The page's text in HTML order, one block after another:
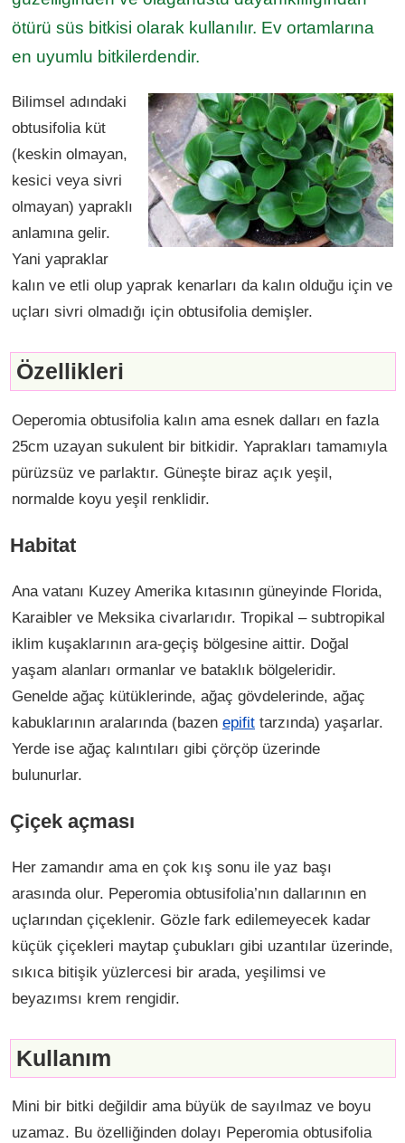
ötürü süs bitkisi olarak kullanılır. Ev ortamlarına
en uyumlu bitkilerdendir.
Bilimsel adındaki
obtusifolia küt
(keskin olmayan,
kesici veya sivri
olmayan) yapraklı
anlamına gelir.
Yani yapraklar
kalın ve etli olup yaprak kenarları da kalın olduğu için ve
uçları sivri olmadığı için obtusifolia demişler.
Özellikleri
Oeperomia obtusifolia kalın ama esnek dalları en fazla
25cm uzayan sukulent bir bitkidir. Yaprakları tamamıyla
pürüzsüz ve parlaktır. Güneşte biraz açık yeşil,
normalde koyu yeşil renklidir.
Habitat
Ana vatanı Kuzey Amerika kıtasının güneyinde Florida,
Karaibler ve Meksika civarlarıdır. Tropikal – subtropikal
iklim kuşaklarının ara-geçiş bölgesine aittir. Doğal
yaşam alanları ormanlar ve bataklık bölgeleridir.
Genelde ağaç kütüklerinde, ağaç gövdelerinde, ağaç
kabuklarının aralarında (bazen epifit tarzında) yaşarlar.
Yerde ise ağaç kalıntıları gibi çörçöp üzerinde
bulunurlar.
Çiçek açması
Her zamandır ama en çok kış sonu ile yaz başı
arasında olur. Peperomia obtusifolia’nın dallarının en
uçlarından çiçeklenir. Gözle fark edilemeyecek kadar
küçük çiçekleri maytap çubukları gibi uzantılar üzerinde,
sıkıca bitişik yüzlercesi bir arada, yeşilimsi ve
beyazımsı krem rengidir.
Kullanım
Mini bir bitki değildir ama büyük de sayılmaz ve boyu
uzamaz. Bu özelliğinden dolayı Peperomia obtusifolia